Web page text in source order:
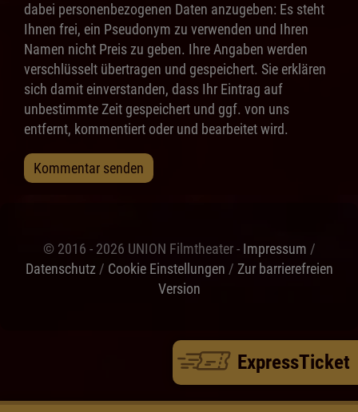
ExpressTicket
dabei personenbezogenen Daten anzugeben: Es steht
Ihnen frei, ein Pseudonym zu verwenden und Ihren
Namen nicht Preis zu geben. Ihre Angaben werden
verschlüsselt übertragen und gespeichert. Sie erklären
sich damit einverstanden, dass Ihr Eintrag auf
unbestimmte Zeit gespeichert und ggf. von uns
entfernt, kommentiert oder und bearbeitet wird.
Kommentar senden
© 2016 - 2026 UNION Filmtheater - Impressum /
Datenschutz/ Cookie Einstellungen / Zur barrierefreien
Version